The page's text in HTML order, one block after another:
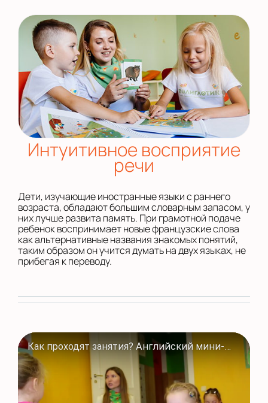
Интуитивное восприятие
речи
Дети, изучающие иностранные языки с раннего
возраста, обладают большим словарным запасом, у
них лучше развита память. При грамотной подаче
ребенок воспринимает новые французские слова
как альтернативные названия знакомых понятий,
таким образом он учится думать на двух языках, не
прибегая к переводу.
Как проходят занятия? Английский мини-сад в Полиглотиках